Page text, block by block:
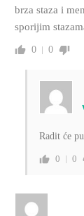
brza staza i
sporijim
0 0
Radit će
0 0